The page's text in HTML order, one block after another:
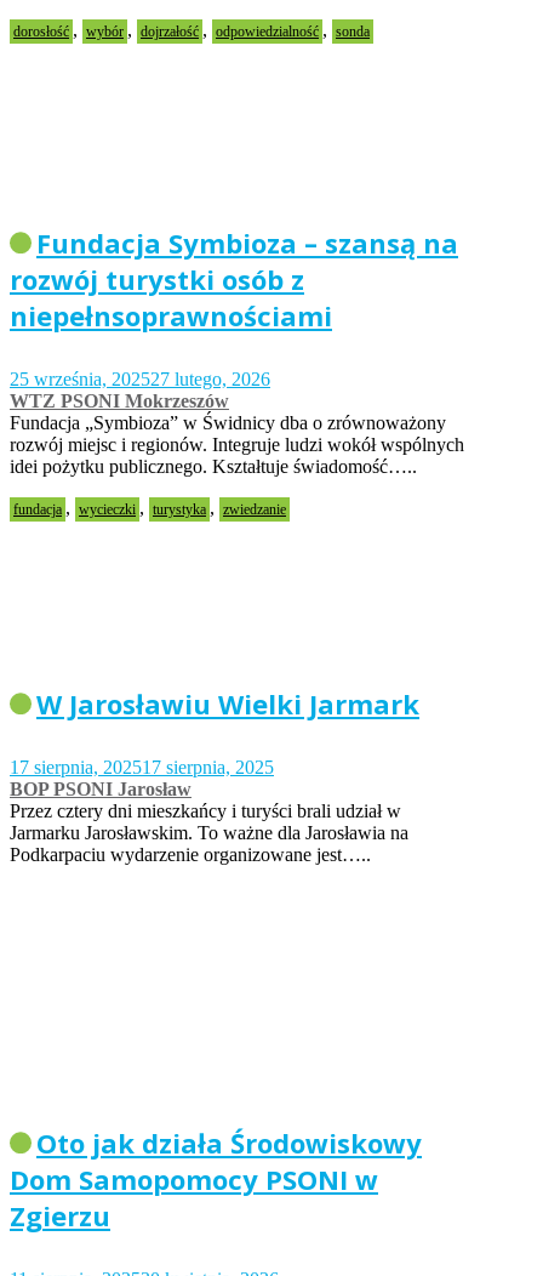
dorosłość , wybór , dojrzałość , odpowiedzialność , sonda
Fundacja Symbioza – szansą na
rozwój turystki osób z
niepełnsoprawnościami
25 września, 202527 lutego, 2026
WTZ PSONI Mokrzeszów
Fundacja „Symbioza” w Świdnicy dba o zrównoważony
rozwój miejsc i regionów. Integruje ludzi wokół wspólnych
idei pożytku publicznego. Kształtuje świadomość…..
fundacja , wycieczki , turystyka , zwiedzanie
W Jarosławiu Wielki Jarmark
17 sierpnia, 202517 sierpnia, 2025
BOP PSONI Jarosław
Przez cztery dni mieszkańcy i turyści brali udział w
Jarmarku Jarosławskim. To ważne dla Jarosławia na
Podkarpaciu wydarzenie organizowane jest…..
Oto jak działa Środowiskowy
Dom Samopomocy PSONI w
Zgierzu